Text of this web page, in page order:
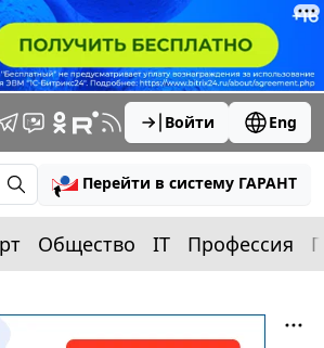
Войти Eng
Перейти в систему ГАРАНТ
Общество IT Профессия